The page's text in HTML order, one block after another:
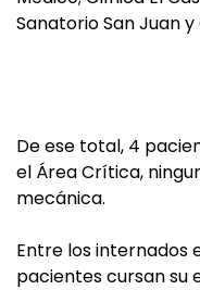
Sanatorio San Juan y
De ese total, 4
el Área Crítica,
mecánica.
Entre los internados
pacientes cursan su